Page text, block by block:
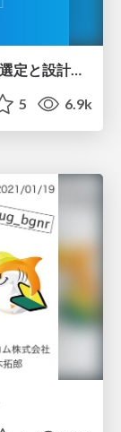
AWSで作るデータ分析基盤サービスの選定と設計のポイント
5 6.9k